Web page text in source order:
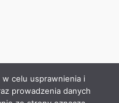
celu usprawnienia i
prowadzenia danych